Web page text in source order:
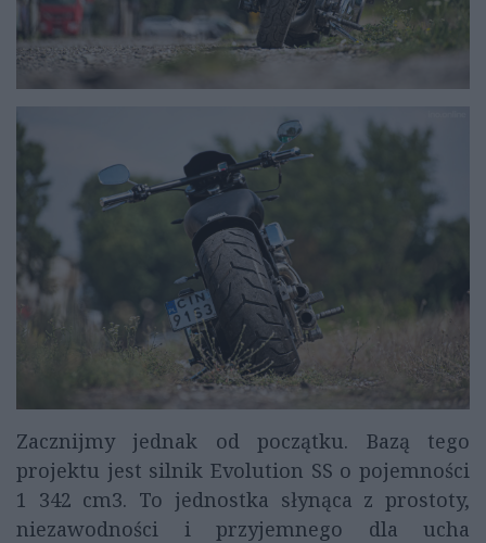
Zacznijmy jednak od początku. Bazą tego
projektu jest silnik Evolution SS o pojemności
1 342 cm3. To jednostka słynąca z prostoty,
niezawodności i przyjemnego dla ucha